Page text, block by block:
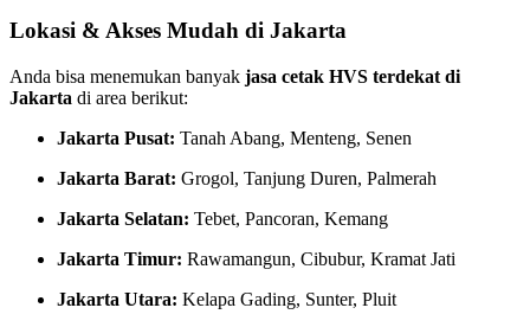
Lokasi & Akses Mudah di Jakarta
Anda bisa menemukan banyak jasa cetak HVS terdekat di
Jakarta di area berikut:
Jakarta Pusat: Tanah Abang, Menteng, Senen
Jakarta Barat: Grogol, Tanjung Duren, Palmerah
Jakarta Selatan: Tebet, Pancoran, Kemang
Jakarta Timur: Rawamangun, Cibubur, Kramat Jati
Jakarta Utara: Kelapa Gading, Sunter, Pluit